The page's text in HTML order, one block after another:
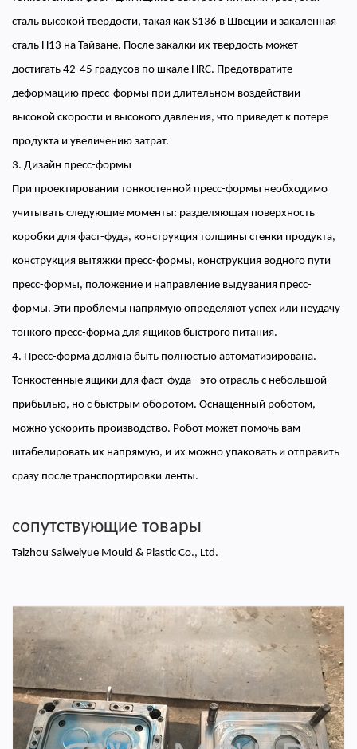
сталь высокой твердости, такая как S136 в Швеции и закаленная
сталь H13 на Тайване. После закалки их твердость может
достигать 42-45 градусов по шкале HRC. Предотвратите
деформацию пресс-формы при длительном воздействии
высокой скорости и высокого давления, что приведет к потере
продукта и увеличению затрат.
3. Дизайн пресс-формы
При проектировании тонкостенной пресс-формы необходимо
учитывать следующие моменты: разделяющая поверхность
коробки для фаст-фуда, конструкция толщины стенки продукта,
конструкция вытяжки пресс-формы, конструкция водного пути
пресс-формы, положение и направление выдувания пресс-
формы. Эти проблемы напрямую определяют успех или неудачу
тонкого пресс-форма для ящиков быстрого питания.
4. Пресс-форма должна быть полностью автоматизирована.
Тонкостенные ящики для фаст-фуда - это отрасль с небольшой
прибылью, но с быстрым оборотом. Оснащенный роботом,
можно ускорить производство. Робот может помочь вам
штабелировать их напрямую, и их можно упаковать и отправить
сразу после транспортировки ленты.
сопутствующие товары
Taizhou Saiweiyue Mould & Plastic Co., Ltd.